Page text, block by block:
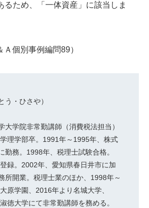
るため、「一体資産」に該当しま
Ａ個別事例編問89）
う・ひさや）
大学院非常勤講師（消費税法担当）
理学部卒。1991年～1995年、株式
勤務。1998年、税理士試験合格。
録。2002年、愛知県春日井市に加
所開業。税理士業のほか、1998年～
原学園、2016年より名城大学、
徳大学にて非常勤講師を務める。